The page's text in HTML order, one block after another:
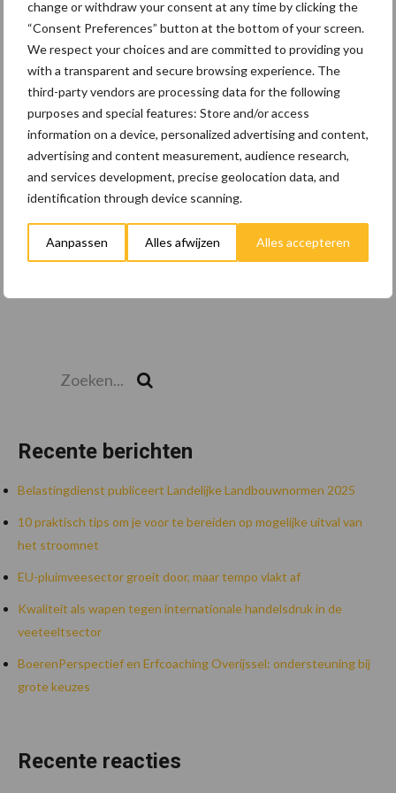
change or withdraw your consent at any time by clicking the
“Consent Preferences” button at the bottom of your screen.
We respect your choices and are committed to providing you
with a transparent and secure browsing experience. The
third-party vendors are processing data for the following
purposes and special features: Store and/or access
information on a device, personalized advertising and content,
advertising and content measurement, audience research,
and services development, precise geolocation data, and
identification through device scanning.
Aanpassen Alles afwijzen Alles accepteren
22 dec
BoerenPerspectief en Erfcoaching
Overijssel: ondersteuning bij grote
keuzes
Toon meer
Recente berichten
Belastingdienst publiceert Landelijke Landbouwnormen 2025
10 praktisch tips om je voor te bereiden op mogelijke uitval van
het stroomnet
EU-pluimveesector groeit door, maar tempo vlakt af
Kwaliteit als wapen tegen internationale handelsdruk in de
veeteeltsector
BoerenPerspectief en Erfcoaching Overijssel: ondersteuning bij
grote keuzes
Recente reacties